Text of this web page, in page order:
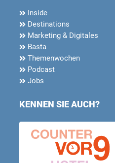
Inside
Destinations
Marketing & Digitales
Basta
Themenwochen
Podcast
Jobs
KENNEN SIE AUCH?